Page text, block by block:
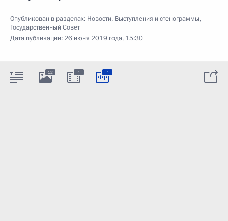
Опубликован в разделах: Новости, Выступления и стенограммы,
Государственный Совет
Дата публикации:26 июня 2019 года, 15:30
12 : :